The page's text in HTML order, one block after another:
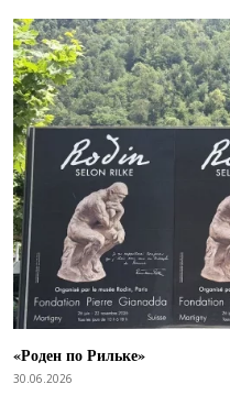
«Роден по Рильке»
30.06.2026